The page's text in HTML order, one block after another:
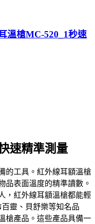
溫槍MC-520_1秒速
速精準測量
的工具。紅外線耳額溫槍
品表面溫度的精準讀數。
，紅外線耳額溫槍都能輕
靈、貝舒樂等知名品
槍產品。這些產品具備一